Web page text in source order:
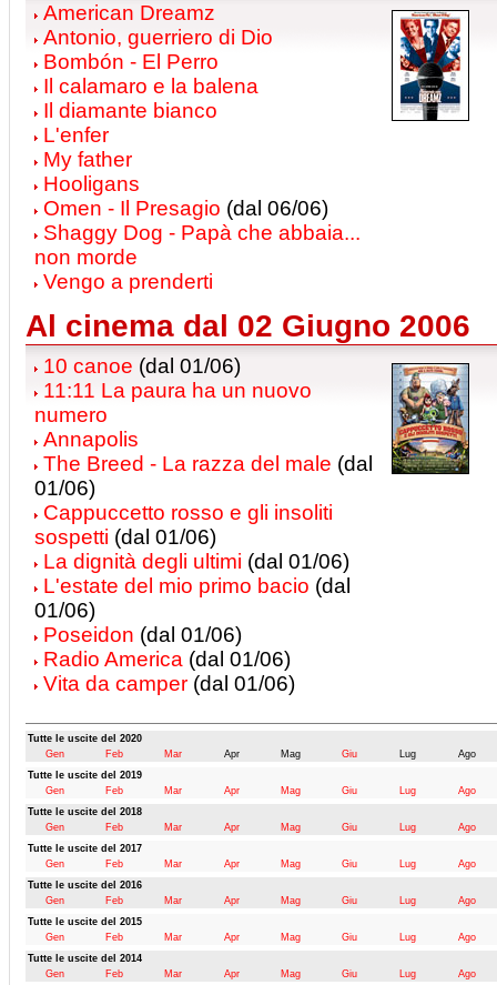
American Dreamz
Antonio, guerriero di Dio
Bombón - El Perro
Il calamaro e la balena
Il diamante bianco
L'enfer
My father
Hooligans
Omen - Il Presagio (dal 06/06)
Shaggy Dog - Papà che abbaia...
non morde
Vengo a prenderti
Al cinema dal 02 Giugno 2006
10 canoe (dal 01/06)
11:11 La paura ha un nuovo
numero
Annapolis
The Breed - La razza del male (dal
01/06)
Cappuccetto rosso e gli insoliti
sospetti (dal 01/06)
La dignità degli ultimi (dal 01/06)
L'estate del mio primo bacio (dal
01/06)
Poseidon (dal 01/06)
Radio America (dal 01/06)
Vita da camper (dal 01/06)
Tutte le uscite del 2020
Gen
Feb Mar Apr Mag Giu Lug
Ago
Tutte le uscite del 2019
Gen
Feb Mar Apr Mag Giu Lug
Ago
Tutte le uscite del 2018
Gen
Feb Mar Apr Mag Giu Lug
Ago
Tutte le uscite del 2017
Gen
Feb Mar Apr Mag Giu Lug
Ago
Tutte le uscite del 2016
Gen
Feb Mar Apr Mag Giu Lug
Ago
Tutte le uscite del 2015
Gen
Feb Mar Apr Mag Giu Lug
Ago
Tutte le uscite del 2014
Gen
Feb Mar Apr Mag Giu Lug Ago